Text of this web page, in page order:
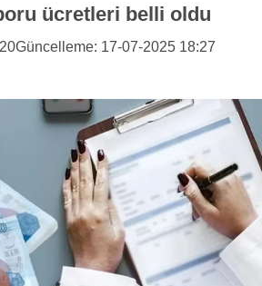
ücretleri belli oldu
Güncelleme: 17-07-2025 18:27